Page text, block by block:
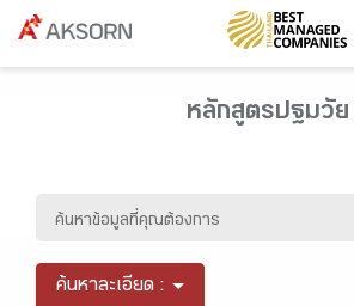
หลักสูตรปฐมวัย
ค้นหาละเอียด :